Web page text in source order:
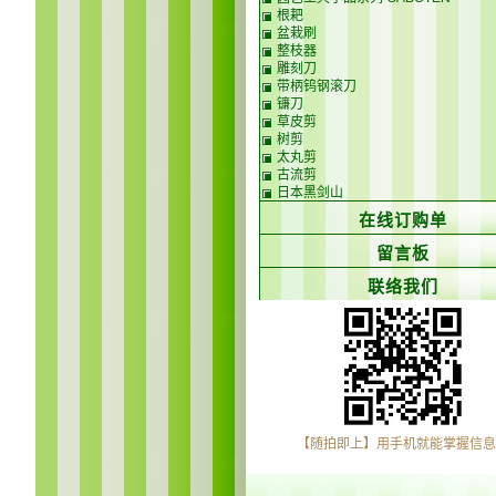
根耙
盆栽刷
整枝器
雕刻刀
带柄钨钢滚刀
镰刀
草皮剪
树剪
太丸剪
古流剪
日本黑剑山
在线订购单
留言板
联络我们
【随拍即上】用手机就能掌握信